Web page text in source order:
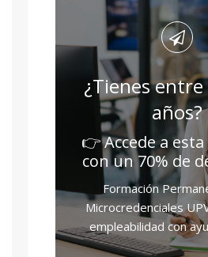
¿Tienes
años?
👉 Accede a
con un 70% de
Formación
Microcredenciales
empleabilidad con